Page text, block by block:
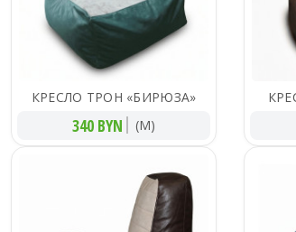
КРЕСЛО ТРОН «БИРЮЗА»
340 BYN (M)